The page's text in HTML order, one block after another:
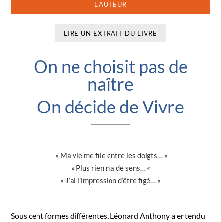
L'AUTEUR
LIRE UN EXTRAIT DU LIVRE
On ne choisit pas de
naître
On décide de Vivre
» Ma vie me file entre les doigts… »
» Plus rien n’a de sens… «
» J’ai l’impression d’être figé… «
Sous cent formes différentes, Léonard Anthony a entendu